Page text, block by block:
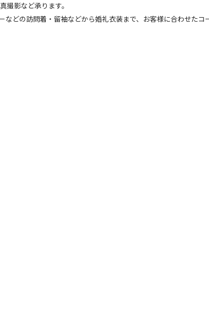
撮影など承ります。
どの訪問着・留袖などから婚礼衣装まで、お客様に合わせたコ